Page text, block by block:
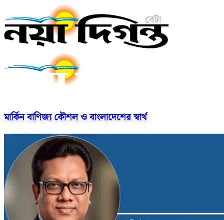
মার্কিন বাণিজ্য কৌশল ও বাংলাদেশের স্বার্থ